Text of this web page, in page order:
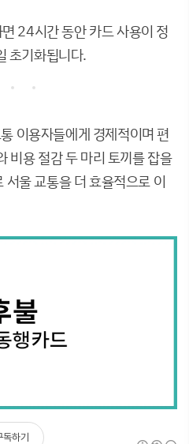
24시간 동안 카드 사용이 정
초기화됩니다.
이용자들에게 경제적이며 편
비용 절감 두 마리 토끼를 잡을
울 교통을 더 효율적으로 이
독하기